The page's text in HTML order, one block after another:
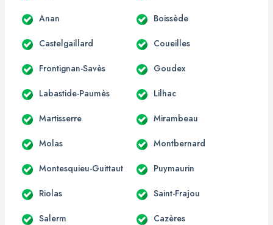
Anan Boissède
Castelgaillard Coueilles
Frontignan-Savès Goudex
Labastide-Paumès Lilhac
Martisserre Mirambeau
Molas Montbernard
Montesquieu-Guittaut Puymaurin
Riolas Saint-Frajou
Salerm Cazères